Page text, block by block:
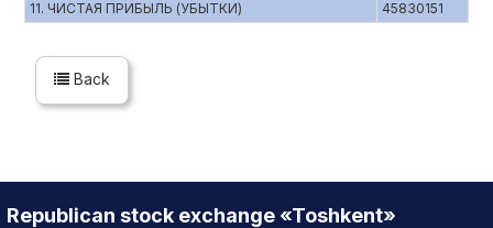
11. ЧИСТАЯ ПРИБЫЛЬ (УБЫТКИ)
45830151
Back
Republican stock exchange «Toshkent»